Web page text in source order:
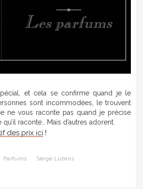
et cela se confirme quand je le
sont incommodées, le trouvent
ne vous raconte pas quand je précise
raconte… Mais d’autres adorent.
des prix ici !
Parfums Serge Lutens